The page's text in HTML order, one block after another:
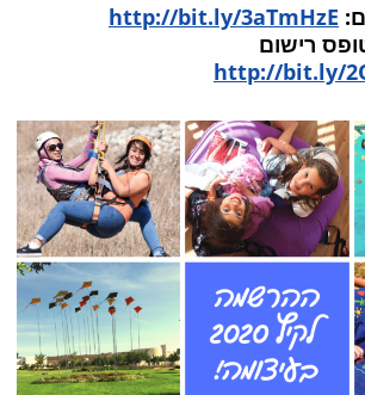
http://bit.ly/3aTmHzE
רישום
http://bit.ly/